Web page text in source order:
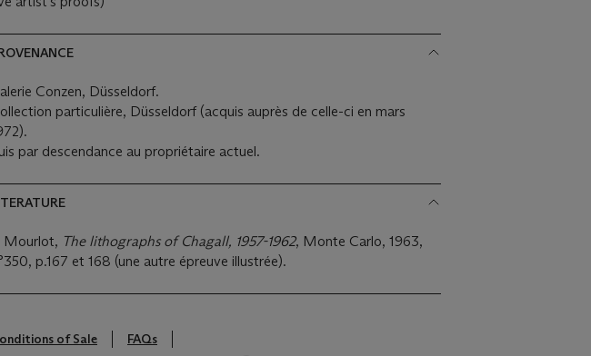
Conzen, Düsseldorf.
particulière, Düsseldorf (acquis auprès de celle-ci en mars
par descendance au propriétaire actuel.
Mourlot, The lithographs of Chagall, 1957-1962, Monte Carlo, 1963,
p.167 et 168 (une autre épreuve illustrée).
of Sale
FAQs